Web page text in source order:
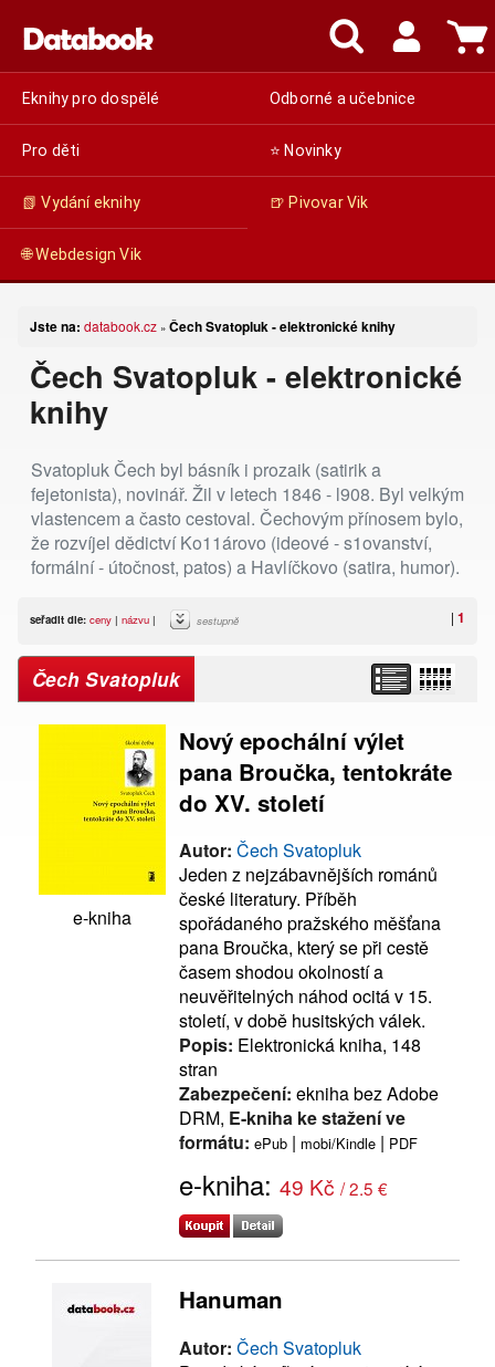
Eknihy pro dospělé Odborné a učebnice
Pro děti ⭐ Novinky
📗 Vydání eknihy 🍺 Pivovar Vik
🌐 Webdesign Vik
Jste na: databook.cz » Čech Svatopluk - elektronické knihy
Čech Svatopluk - elektronické
knihy
Svatopluk Čech byl básník i prozaik (satirik a
fejetonista), novinář. Žil v letech 1846 - l908. Byl velkým
vlastencem a často cestoval. Čechovým přínosem bylo,
že rozvíjel dědictví Ko11árovo (ideové - s1ovanství,
formální - útočnost, patos) a Havlíčkovo (satira, humor).
| 1
seřadit dle: ceny | názvu | sestupně
Čech Svatopluk
e-kniha
Nový epochální výlet
pana Broučka, tentokráte
do XV. století
Autor: Čech Svatopluk
Jeden z nejzábavnějších románů
české literatury. Příběh
spořádaného pražského měšťana
pana Broučka, který se při cestě
časem shodou okolností a
neuvěřitelných náhod ocitá v 15.
století, v době husitských válek.
Popis: Elektronická kniha, 148
stran
Zabezpečení: ekniha bez Adobe
DRM, E-kniha ke stažení ve
formátu: ePub | mobi/Kindle | PDF
e-kniha: 49 Kč / 2.5 €
Hanuman
Autor: Čech Svatopluk